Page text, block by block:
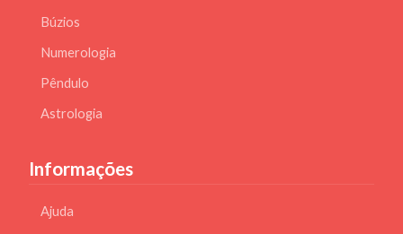
Búzios
Numerologia
Pêndulo
Astrologia
Informações
Ajuda